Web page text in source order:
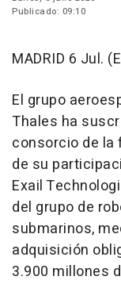
Publicado: 09:10
MADRID 6 Jul.
El grupo
Thales ha
consorcio de la
de su
Exail
del grupo de
submarinos,
adquisición
3.900 millones